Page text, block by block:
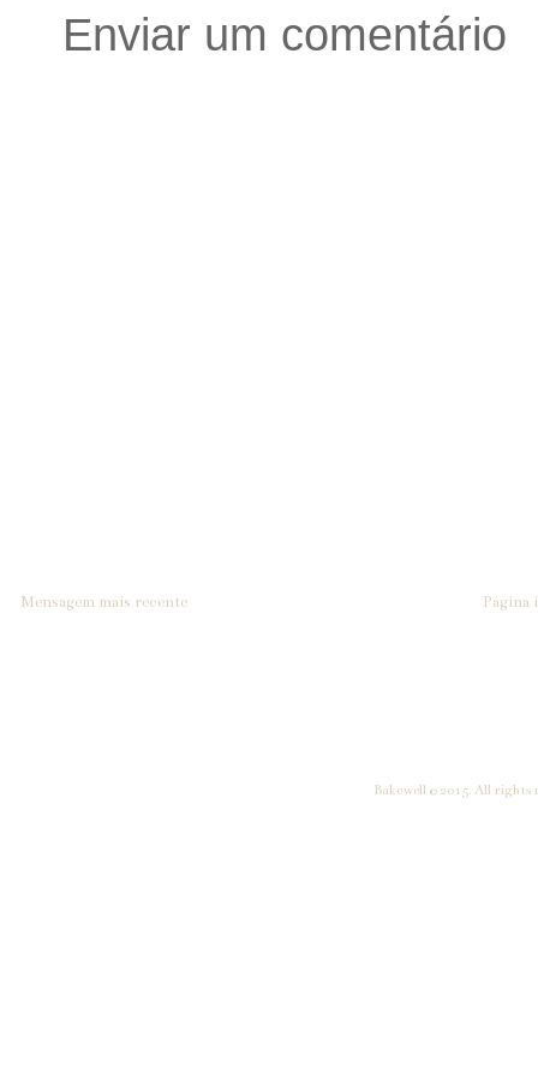
Enviar um comentário
Mensagem mais recente Página
Bakewell © 2015. All rights